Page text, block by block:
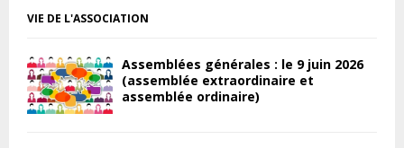
VIE DE L'ASSOCIATION
Assemblées générales : le 9 juin 2026
(assemblée extraordinaire et
assemblée ordinaire)